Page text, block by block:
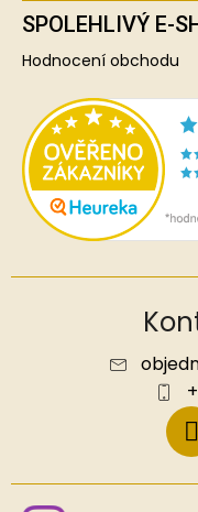
SPOLEHLIVÝ E-
Hodnocení obchodu